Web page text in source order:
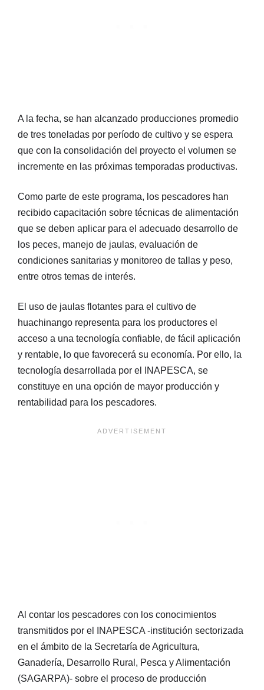
A la fecha, se han alcanzado producciones promedio
de tres toneladas por período de cultivo y se espera
que con la consolidación del proyecto el volumen se
incremente en las próximas temporadas productivas.
Como parte de este programa, los pescadores han
recibido capacitación sobre técnicas de alimentación
que se deben aplicar para el adecuado desarrollo de
los peces, manejo de jaulas, evaluación de
condiciones sanitarias y monitoreo de tallas y peso,
entre otros temas de interés.
El uso de jaulas flotantes para el cultivo de
huachinango representa para los productores el
acceso a una tecnología confiable, de fácil aplicación
y rentable, lo que favorecerá su economía. Por ello, la
tecnología desarrollada por el INAPESCA, se
constituye en una opción de mayor producción y
rentabilidad para los pescadores.
Al contar los pescadores con los conocimientos
transmitidos por el INAPESCA -institución sectorizada
en el ámbito de la Secretaría de Agricultura,
Ganadería, Desarrollo Rural, Pesca y Alimentación
(SAGARPA)- sobre el proceso de producción